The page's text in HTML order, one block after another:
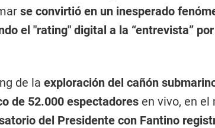
se convirtió en un inesperado
el "rating" digital a la “entrevista”
de la exploración del cañón
de 52.000 espectadores en vivo, en el
del Presidente con Fantino